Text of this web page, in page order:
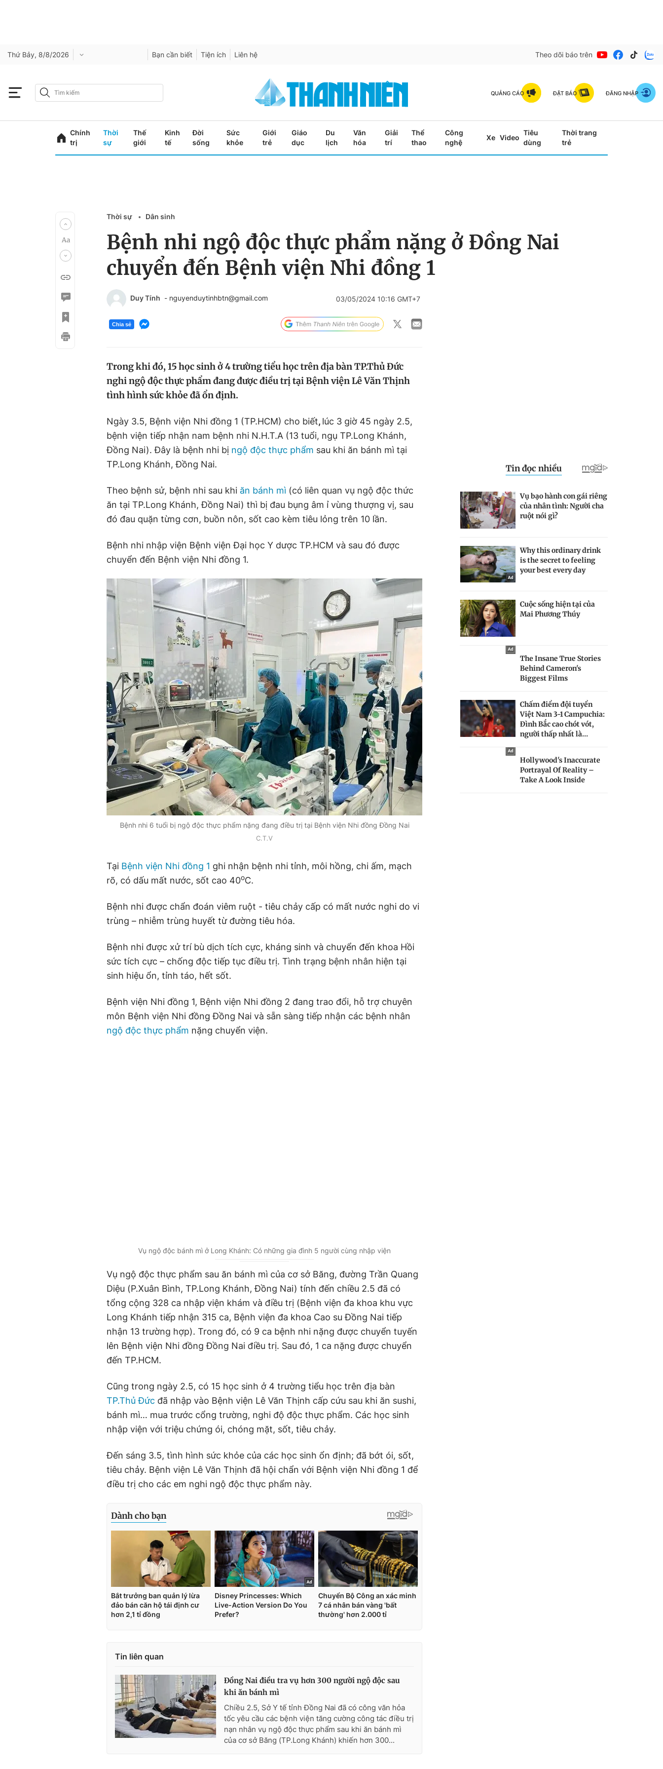
Thứ Bảy, 8/8/2026 Bạn cần biết Tiện ích Liên hệ Theo dõi báo trên
QUẢNG CÁO ĐẶT BÁO ĐĂNG NHẬP
Chính
trị
Thời
sự
Thế
giới
Kinh
tế
Đời
sống
Sức
khỏe
Giới
trẻ
Giáo
dục
Du
lịch
Văn
hóa
Giải
trí
Thể
thao
Công
nghệ
Xe Video
Tiêu
dùng
Thời trang
trẻ
Thời sự Dân sinh
Bệnh nhi ngộ độc thực phẩm nặng ở Đồng Nai
chuyển đến Bệnh viện Nhi đồng 1
Duy Tính - nguyenduytinhbtn@gmail.com 03/05/2024 10:16 GMT+7
Chia sẻ
Trong khi đó, 15 học sinh ở 4 trường tiểu học trên địa bàn TP.Thủ Đức
nghi ngộ độc thực phẩm đang được điều trị tại Bệnh viện Lê Văn Thịnh
tình hình sức khỏe đã ổn định.
Ngày 3.5, Bệnh viện Nhi đồng 1 (TP.HCM) cho biết, lúc 3 giờ 45 ngày 2.5,
bệnh viện tiếp nhận nam bệnh nhi N.H.T.A (13 tuổi, ngụ TP.Long Khánh,
Đồng Nai). Đây là bệnh nhi bị ngộ độc thực phẩm sau khi ăn bánh mì tại
TP.Long Khánh, Đồng Nai.
Theo bệnh sử, bệnh nhi sau khi ăn bánh mì (có liên quan vụ ngộ độc thức
ăn tại TP.Long Khánh, Đồng Nai) thì bị đau bụng âm ỉ vùng thượng vị, sau
đó đau quặn từng cơn, buồn nôn, sốt cao kèm tiêu lỏng trên 10 lần.
Bệnh nhi nhập viện Bệnh viện Đại học Y dược TP.HCM và sau đó được
chuyển đến Bệnh viện Nhi đồng 1.
Bệnh nhi 6 tuổi bị ngộ độc thực phẩm nặng đang điều trị tại Bệnh viện Nhi đồng Đồng Nai
C.T.V
Tại Bệnh viện Nhi đồng 1 ghi nhận bệnh nhi tỉnh, môi hồng, chi ấm, mạch
rõ, có dấu mất nước, sốt cao 40oC.
Bệnh nhi được chẩn đoán viêm ruột - tiêu chảy cấp có mất nước nghi do vi
trùng – nhiễm trùng huyết từ đường tiêu hóa.
Bệnh nhi được xử trí bù dịch tích cực, kháng sinh và chuyển đến khoa Hồi
sức tích cực – chống độc tiếp tục điều trị. Tình trạng bệnh nhân hiện tại
sinh hiệu ổn, tỉnh táo, hết sốt.
Bệnh viện Nhi đồng 1, Bệnh viện Nhi đồng 2 đang trao đổi, hỗ trợ chuyên
môn Bệnh viện Nhi đồng Đồng Nai và sẵn sàng tiếp nhận các bệnh nhân
ngộ độc thực phẩm nặng chuyển viện.
Vụ ngộ độc bánh mì ở Long Khánh: Có những gia đình 5 người cùng nhập viện
Vụ ngộ độc thực phẩm sau ăn bánh mì của cơ sở Băng, đường Trần Quang
Diệu (P.Xuân Bình, TP.Long Khánh, Đồng Nai) tính đến chiều 2.5 đã có
tổng cộng 328 ca nhập viện khám và điều trị (Bệnh viện đa khoa khu vực
Long Khánh tiếp nhận 315 ca, Bệnh viện đa khoa Cao su Đồng Nai tiếp
nhận 13 trường hợp). Trong đó, có 9 ca bệnh nhi nặng được chuyển tuyến
lên Bệnh viện Nhi đồng Đồng Nai điều trị. Sau đó, 1 ca nặng được chuyển
đến TP.HCM.
Cũng trong ngày 2.5, có 15 học sinh ở 4 trường tiểu học trên địa bàn
TP.Thủ Đức đã nhập vào Bệnh viện Lê Văn Thịnh cấp cứu sau khi ăn sushi,
bánh mì… mua trước cổng trường, nghi độ độc thực phẩm. Các học sinh
nhập viện với triệu chứng ói, chóng mặt, sốt, tiêu chảy.
Đến sáng 3.5, tình hình sức khỏe của các học sinh ổn định; đã bớt ói, sốt,
tiêu chảy. Bệnh viện Lê Văn Thịnh đã hội chẩn với Bệnh viện Nhi đồng 1 để
điều trị cho các em nghi ngộ độc thực phẩm này.
Tin liên quan
Đồng Nai điều tra vụ hơn 300 người ngộ độc sau
khi ăn bánh mì
Chiều 2.5, Sở Y tế tỉnh Đồng Nai đã có công văn hỏa
tốc yêu cầu các bệnh viện tăng cường công tác điều trị
nạn nhân vụ ngộ độc thực phẩm sau khi ăn bánh mì
của cơ sở Băng (TP.Long Khánh) khiến hơn 300...